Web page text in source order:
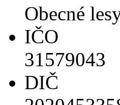
Obecné
IČO
31579043
DIČ